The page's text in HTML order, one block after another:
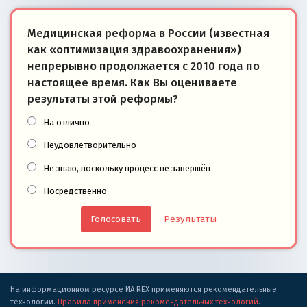
Медицинская реформа в России (известная
как «оптимизация здравоохранения»)
непрерывно продолжается с 2010 года по
настоящее время. Как Вы оцениваете
результаты этой реформы?
На отлично
Неудовлетворительно
Не знаю, поскольку процесс не завершён
Посредственно
Результаты
На информационном ресурсе ИА REX применяются рекомендательные
технологии. Правила применения рекомендательных технологий.